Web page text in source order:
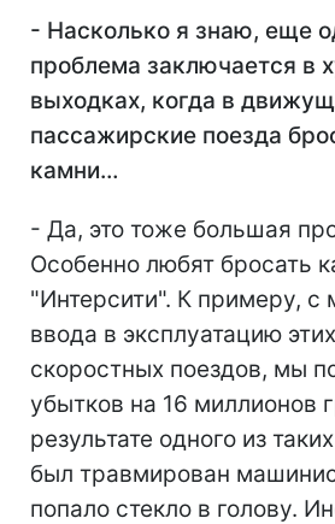
- Насколько я знаю, еще
проблема заключается в
выходках, когда в
пассажирские поезда
камни…
- Да, это тоже большая
Особенно любят бросать
"Интерсити". К примеру, с
ввода в эксплуатацию этих
скоростных поездов, мы
убытков на 16 миллионов
результате одного из
был травмирован
попало стекло в голову.